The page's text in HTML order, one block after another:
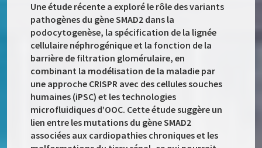
Une étude récente a exploré le rôle des variants
pathogènes du gène SMAD2 dans la
podocytogenèse, la spécification de la lignée
cellulaire néphrogénique et la fonction de la
barrière de filtration glomérulaire, en
combinant la modélisation de la maladie par
une approche CRISPR avec des cellules souches
humaines (iPSC) et les technologies
microfluidiques d’OOC. Cette étude suggère un
lien entre les mutations du gène SMAD2
associées aux cardiopathies chroniques et les